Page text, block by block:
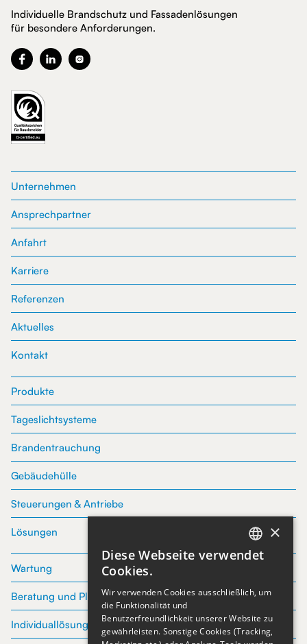
Individuelle Brandschutz und Fassadenlösungen
für besondere Anforderungen.
  
Unternehmen
Ansprechpartner
Anfahrt
Karriere
Referenzen
Aktuelles
Kontakt
Produkte
Tageslichtsysteme
Brandentrauchung
Gebäudehülle
Steuerungen & Antriebe
Lösungen
Wartung
Beratung und Planung
Individuallösungen
GERMAN
ENGLISH
GERMAN
×
Diese Webseite verwendet
Cookies.
Wir verwenden Cookies ausschließlich, um
die Funktionalität und
Benutzerfreundlichkeit unserer Website zu
gewährleisten. Sonstige Cookies (Tracking,